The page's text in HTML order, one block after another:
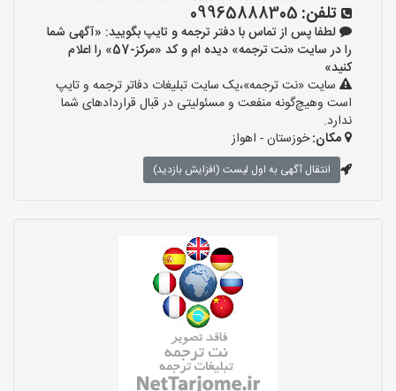
تلفن: 09965888305
لطفا پس از تماس با دفتر ترجمه و تایپ بگویید: «آگهی شما
را در سایت «نت ترجمه» دیده ام و کد «مرکز-57» را اعلام
کنید»
سایت «نت ترجمه»،یک سایت تبلیغات دفاتر ترجمه و تایپ
است وهیچ‌گونه منفعت و مسئولیتی در قبال قراردادهای شما
ندارد.
مکان:خوزستان - اهواز
انتقال آگهی به اول لیست (افزایش بازدید)